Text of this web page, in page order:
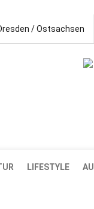
/ Ostsachsen
LIFESTYLE